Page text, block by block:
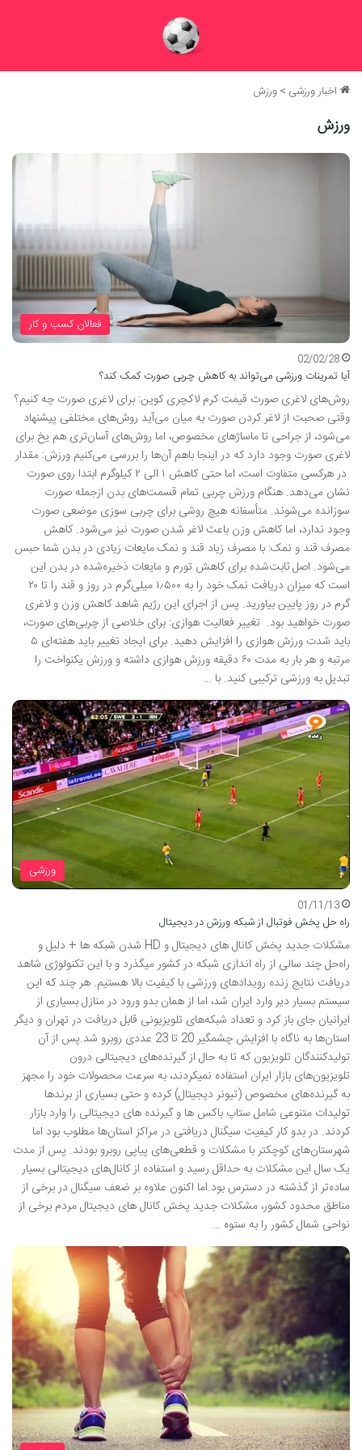
اخبار ورزشی >ورزش
ورزش
فعالان کسب و کار
02/02/28
آیا تمرینات ورزشی می‌تواند به کاهش چربی صورت کمک کند؟
روش‌های لاغری صورت قیمت کرم لاکچری کوین: برای لاغری صورت چه کنیم؟
وقتی صحبت از لاغر کردن صورت به میان می‌آید روش‌های مختلفی پیشنهاد
می‌شود، از جراحی تا ماساژهای مخصوص، اما روش‌های آسان‌تری هم یخ برای
لاغری صورت وجود دارد که در اینجا باهم آن‌ها را بررسی می‌کنیم ورزش: مقدار
در هرکسی متفاوت است، اما حتی کاهش ۱ الی ۲ کیلوگرم ابتدا روی صورت
نشان می‌دهد. هنگام ورزش چربی‌ تمام قسمت‌های بدن ازجمله صورت
سوزانده می‌شوند. متأسفانه هیچ روشی برای چربی سوزی موضعی صورت
وجود ندارد، اما کاهش وزن باعث لاغر شدن صورت نیز می‌شود. کاهش
مصرف قند و نمک: با مصرف زیاد قند و نمک مایعات زیادی در بدن شما حبس
می‌شود. اصل ثابت‌شده برای کاهش تورم و مایعات ذخیره‌شده در بدن این
است که میزان دریافت نمک خود را به ۱٫۵۰۰ میلی‌گرم در روز و قند را تا ۲۰
گرم در روز پایین بیاورید. پس از اجرای این رژیم شاهد کاهش وزن و لاغری
صورت خواهید بود. تغییر فعالیت هوازی: برای خلاصی از چربی‌های صورت،
باید شدت ورزش هوازی را افزایش دهید. برای ایجاد تغییر باید هفته‌ای ۵
مرتبه و هر بار به مدت ۶۰ دقیقه ورزش هوازی داشته و ورزش یکنواخت را
تبدیل به ورزشی ترکیبی کنید. با …
ورزشی
01/11/13
راه حل پخش فوتبال از شبکه ورزش در دیجیتال
مشکلات جدید پخش کانال های دیجیتال و HD شدن شبکه ها + دلیل و
راه‌حل چند سالی از راه اندازی شبکه در کشور میگذرد و با این تکنولوژی شاهد
دریافت نتایج زنده رویدادهای ورزشی با کیفیت بالا هستیم. هر چند که این
سیستم بسیار دیر وارد ایران شد، اما از همان بدو ورود در منازل بسیاری از
ایرانیان جای باز کرد و تعداد شبکه‌های تلویزیونی قابل دریافت در تهران و دیگر
استان‌ها به ناگاه با افزایش چشمگیر 20 تا 23 عددی روبرو شد.پس از آن
تولیدکنندگان تلویزیون که تا به حال از گیرنده‌های دیجیتالی درون
تلویزیون‌های بازار ایران استفاده نمیکردند، به سرعت محصولات خود را مجهز
به گیرنده‌های مخصوص (تیونر دیجیتال) کرده و حتی بسیاری از برندها
تولیدات متنوعی شامل ستاپ باکس ها و گیرنده های دیجیتالی را وارد بازار
کردند. در بدو کار کیفیت سیگنال دریافتی در مراکز استان‌ها مطلوب بود اما
شهرستان‌های کوچکتر با مشکلات و قطعی‌های پیاپی روبرو بودند. پس از مدت
یک سال این مشکلات به حداقل رسید و استفاده از کانال‌های دیجیتالی بسیار
ساده‌تر از گذشته در دسترس بود.اما اکنون علاوه بر ضعف سیگنال در برخی از
مناطق محدود کشور، مشکلات جدید پخش کانال های دیجیتال مردم برخی از
نواحی شمال کشور را به ستوه …